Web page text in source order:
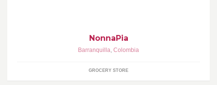
NonnaPia
Barranquilla, Colombia
GROCERY STORE